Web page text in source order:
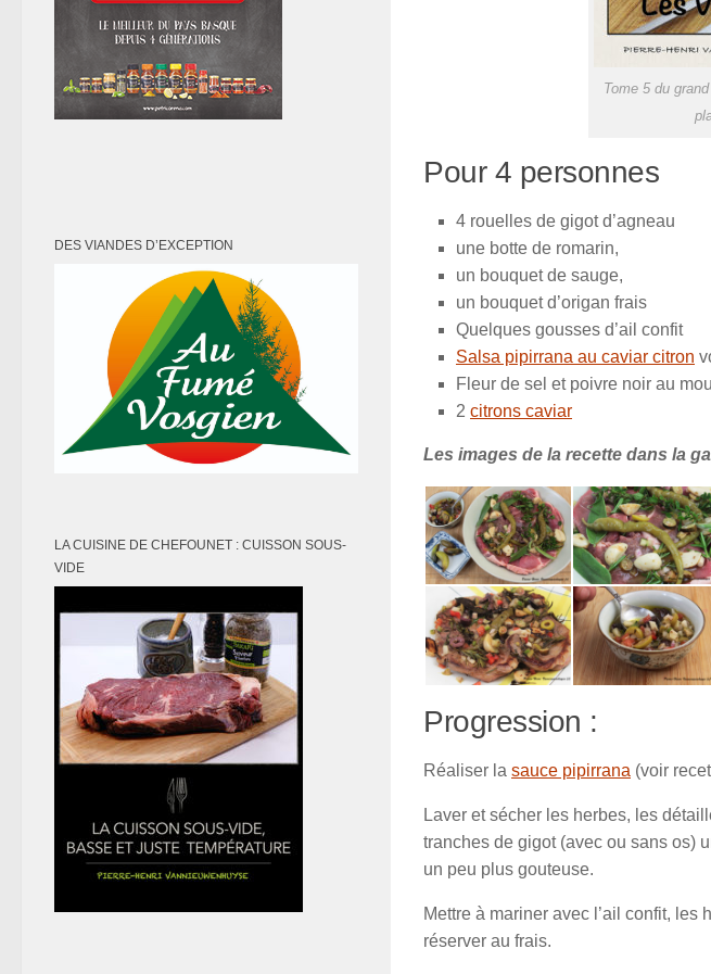
Tome 5 du
Pour 4 personnes
4 rouelles de gigot d’agneau
une botte de romarin,
un bouquet de sauge,
un bouquet d’origan frais
Quelques gousses d’ail confit
Salsa pipirrana au caviar citron
Fleur de sel et poivre noir au
2 citrons caviar
Les images de la recette dans la
Rouelle de gigot d’agneau marinée aux herbes
Rouelle d’agneau grillée Sauce Pipirrana Sauce Pipirrana
Progression :
Réaliser la sauce pipirrana (voir
Laver et sécher les herbes, les
tranches de gigot (avec ou sans os)
un peu plus gouteuse.
Mettre à mariner avec l’ail confit,
réserver au frais.
DES VIANDES D’EXCEPTION
LA CUISINE DE CHEFOUNET : CUISSON SOUS-
VIDE